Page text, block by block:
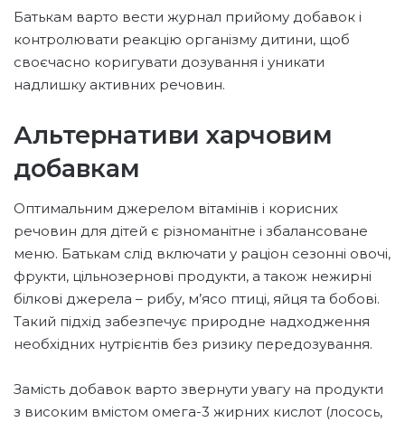
Батькам варто вести журнал прийому добавок і
контролювати реакцію організму дитини, щоб
своєчасно коригувати дозування і уникати
надлишку активних речовин.
Альтернативи харчовим
добавкам
Оптимальним джерелом вітамінів і корисних
речовин для дітей є різноманітне і збалансоване
меню. Батькам слід включати у раціон сезонні овочі,
фрукти, цільнозернові продукти, а також нежирні
білкові джерела – рибу, м’ясо птиці, яйця та бобові.
Такий підхід забезпечує природне надходження
необхідних нутрієнтів без ризику передозування.
Замість добавок варто звернути увагу на продукти
з високим вмістом омега-3 жирних кислот (лосось,